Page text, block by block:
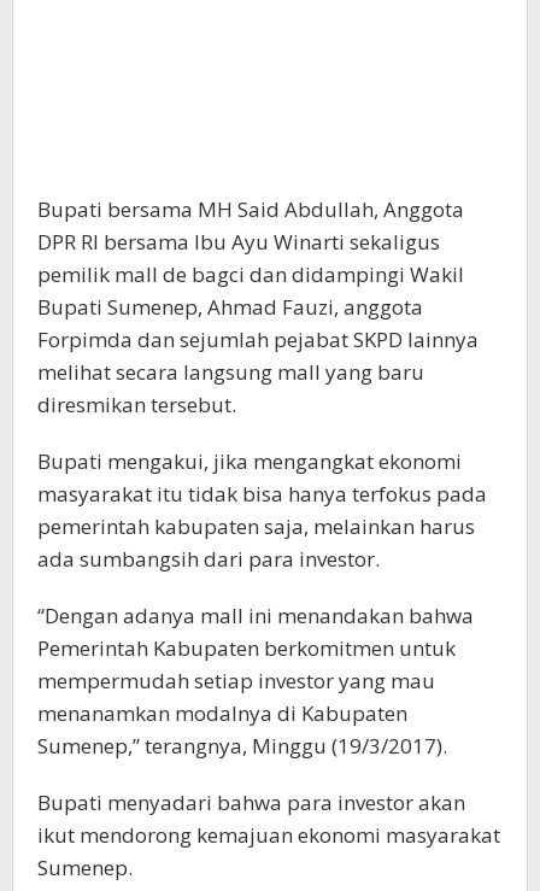
Bupati bersama MH Said Abdullah, Anggota
DPR RI bersama Ibu Ayu Winarti sekaligus
pemilik mall de bagci dan didampingi Wakil
Bupati Sumenep, Ahmad Fauzi, anggota
Forpimda dan sejumlah pejabat SKPD lainnya
melihat secara langsung mall yang baru
diresmikan tersebut.
‪Bupati mengakui, jika mengangkat ekonomi
masyarakat itu tidak bisa hanya terfokus pada
pemerintah kabupaten saja, melainkan harus
ada sumbangsih dari para investor.
“Dengan adanya mall ini menandakan bahwa
Pemerintah Kabupaten berkomitmen untuk
mempermudah setiap investor yang mau
menanamkan modalnya di Kabupaten
Sumenep,” terangnya, Minggu (19/3/2017).
Bupati menyadari bahwa para investor akan
ikut mendorong kemajuan ekonomi masyarakat
Sumenep.